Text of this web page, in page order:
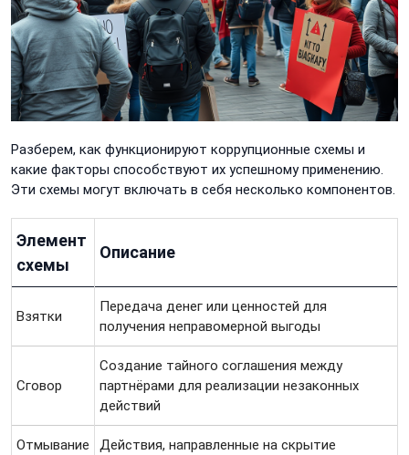
Разберем, как функционируют коррупционные схемы и
какие факторы способствуют их успешному применению.
Эти схемы могут включать в себя несколько компонентов.
Элемент
схемы
Описание
Взятки
Передача денег или ценностей для
получения неправомерной выгоды
Сговор
Создание тайного соглашения между
партнёрами для реализации незаконных
действий
Отмывание Действия, направленные на скрытие